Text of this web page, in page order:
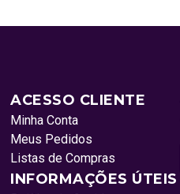
ACESSO CLIENTE
Minha Conta
Meus Pedidos
Listas de Compras
INFORMAÇÕES ÚTEIS